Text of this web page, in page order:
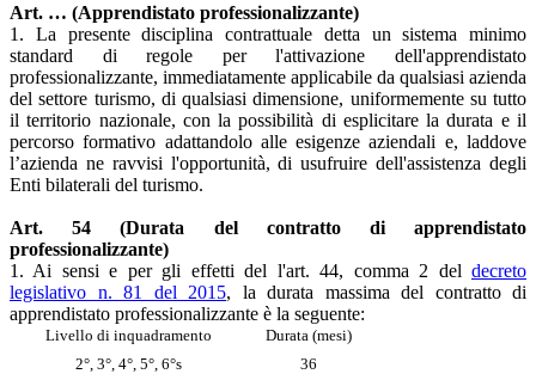
Art. … (Apprendistato professionalizzante)
1. La presente disciplina contrattuale detta un sistema minimo
standard di regole per l'attivazione dell'apprendistato
professionalizzante, immediatamente applicabile da qualsiasi azienda
del settore turismo, di qualsiasi dimensione, uniformemente su tutto
il territorio nazionale, con la possibilità di esplicitare la durata e il
percorso formativo adattandolo alle esigenze aziendali e, laddove
l’azienda ne ravvisi l'opportunità, di usufruire dell'assistenza degli
Enti bilaterali del turismo.
Art. 54 (Durata del contratto di apprendistato
professionalizzante)
1. Ai sensi e per gli effetti del l'art. 44, comma 2 del decreto
legislativo n. 81 del 2015, la durata massima del contratto di
apprendistato professionalizzante è la seguente:
Livello di inquadramento
Durata (mesi)
2°, 3°, 4°, 5°, 6°s
36